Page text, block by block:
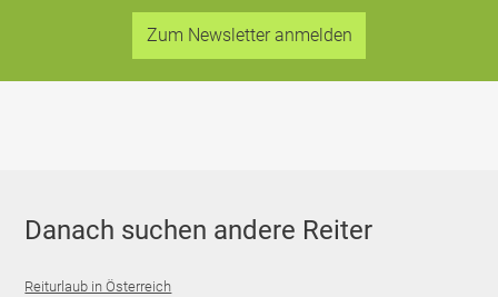
Zum Newsletter anmelden
Danach suchen andere Reiter
Reiturlaub in Österreich